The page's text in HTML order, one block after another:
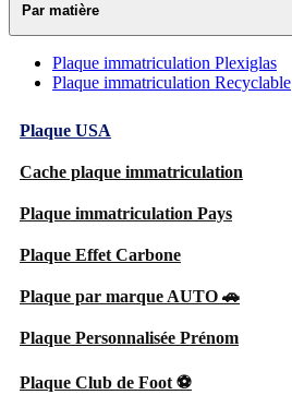
Par matière
Plaque immatriculation Plexiglas
Plaque immatriculation Recyclable
Plaque USA
Cache plaque immatriculation
Plaque immatriculation Pays
Plaque Effet Carbone
Plaque par marque AUTO 🚗
Plaque Personnalisée Prénom
Plaque Club de Foot ⚽